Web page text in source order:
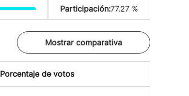
Participación:77.27 %
Mostrar comparativa
Porcentaje de votos